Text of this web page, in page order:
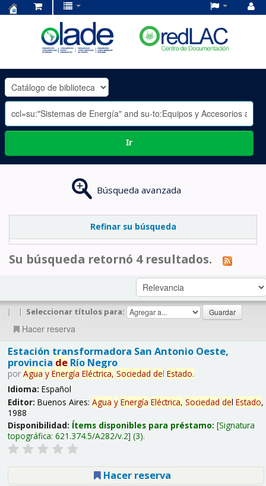
OLADE
-
Ir
Búsqueda avanzada
Refinar su búsqueda
Su búsqueda retornó 4 resultados.
| | Seleccionar títulos para:
Hacer reserva
Estación transformadora San Antonio Oeste,
provincia deRío Negro
por Agua y Energía Eléctrica, Sociedad del Estado.
Idioma: Español
Editor: Buenos Aires: Agua y Energía Eléctrica, Sociedad del Estado,
1988
Disponibilidad: Ítems disponibles para préstamo: Signatura
topográfica: 621.374.5/A282/v.2 (3).
Hacer reserva